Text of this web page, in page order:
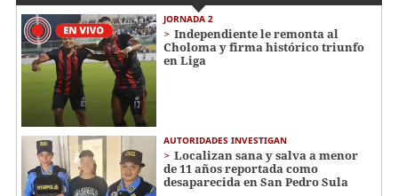
JORNADA 2
Independiente le remonta al
Choloma y firma histórico triunfo
en Liga
AUTORIDADES INVESTIGAN
Localizan sana y salva a menor
de 11 años reportada como
desaparecida en San Pedro Sula